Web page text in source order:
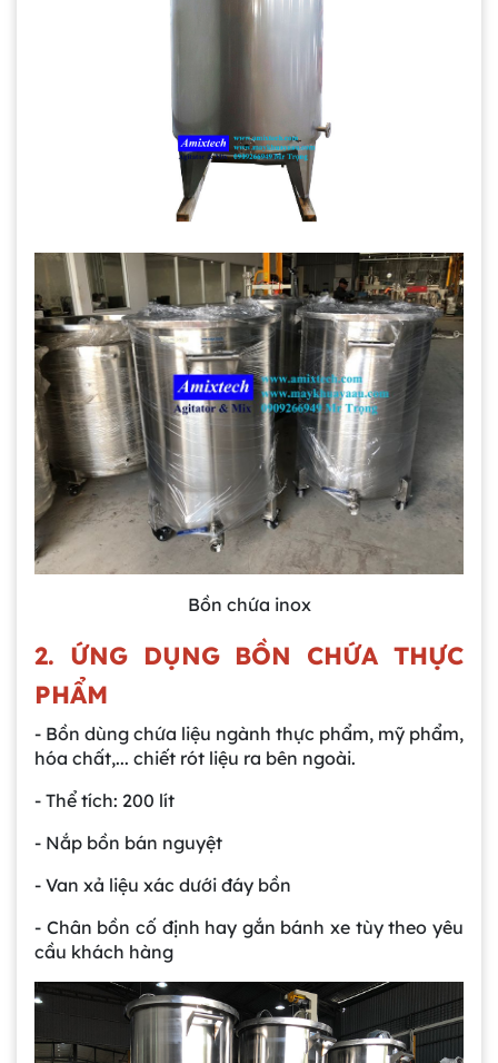
Bồn chứa inox
2. ỨNG DỤNG BỒN CHỨA THỰC
PHẨM
- Bồn dùng chứa liệu ngành thực phẩm, mỹ phẩm,
hóa chất,... chiết rót liệu ra bên ngoài.
- Thể tích: 200 lít
- Nắp bồn bán nguyệt
- Van xả liệu xác dưới đáy bồn
- Chân bồn cố định hay gắn bánh xe tùy theo yêu
cầu khách hàng